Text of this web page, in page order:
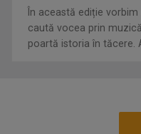
În această ediție
caută vocea prin
poartă istoria în tăcere.